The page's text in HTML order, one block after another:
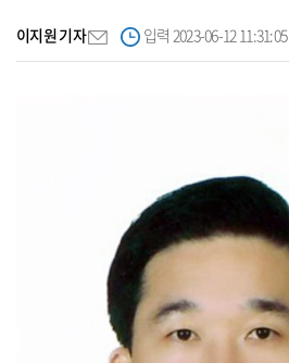
이지원 기자 입력 2023-06-12 11:31:05